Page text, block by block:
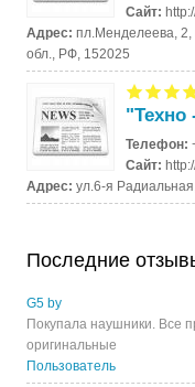
Сайт:
Адрес:пл.Менделеева, 2,
обл., РФ, 152025
"Техно
Телефон:
Сайт:
Адрес:ул.6-я
Последние
G5 by
Покупала наушники. Все
оригинальные
Пользователь